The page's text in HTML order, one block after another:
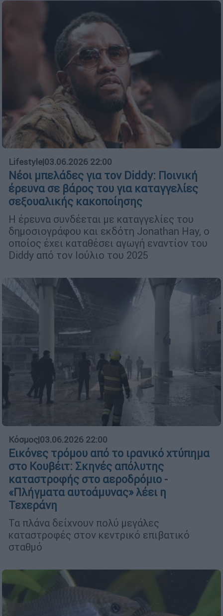
Lifestyle|03.06.2026 22:00
Νέοι μπελάδες για τον Diddy: Ποινική
έρευνα σε βάρος του για καταγγελίες
σεξουαλικής κακοποίησης
Η έρευνα συνδέεται με καταγγελίες του
δημοσιογράφου και εκδότη Jonathan Hay, ο
οποίος έχει καταθέσει αγωγή εναντίον του
Diddy από τον Ιούλιο του 2025
Κόσμος|03.06.2026 22:00
Εικόνες τρόμου από το ιρανικό χτύπημα
στο Κουβέιτ: Σκηνές απόλυτης
καταστροφής στο αεροδρόμιο -
«Πλήγματα αυτοάμυνας» λέει η
Τεχεράνη
Τα πλάνα δείχνουν πολύ μεγάλες
καταστροφές στον κεντρικό επιβατικό
σταθμό